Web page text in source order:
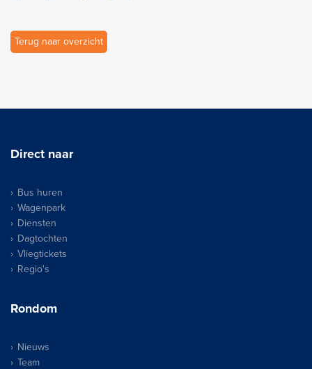
Terug naar overzicht
Direct naar
Bus huren
Wagenpark
Diensten
Dagtochten
Vliegtickets
Regio's
Rondom
Nieuws
Team